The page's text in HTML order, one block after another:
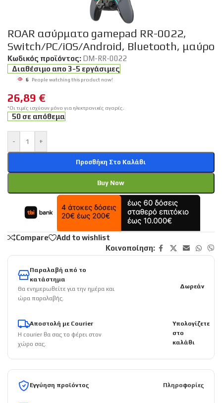
ROAR ασύρματο gamepad RR-0022,
Switch/PC/iOS/Android, Bluetooth, μαύρο
Κωδικός προϊόντος: DM-RR-0022
Διαθέσιμο απο 3-5 εργάσιμες
6 People watching this product now!
26,89 €
*Οι τιμές ισχύουν μόνο για ηλεκτρονικές αγορές.
50 σε απόθεμα
- +
Προσθήκη Στο Καλάθι
Buy Now
Compare
Add to wishlist
Κοινοποίηση:
Παραλαβή από το
κατάστημα
Θα ενημερωθείτε για την ημέρα και
ώρα παραλαβής.
Δωρεάν
Αποστολή με Courier
Η courier θα σας το φέρει στον
χώρο σας.
Υπολογίζετε
στο
καλάθι
Εγγύηση προϊόντος Πληροφορίες